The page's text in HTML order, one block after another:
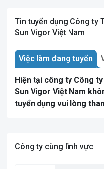
Tin tuyển dụng Công ty
Sun Vigor Việt Nam
Việc làm đang tuyển
Hiện tại công ty Công
Sun Vigor Việt Nam
tuyển dụng vui lòng
Công ty cùng lĩnh vực